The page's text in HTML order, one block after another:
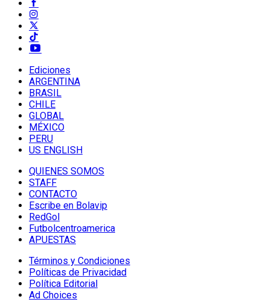
Ediciones
ARGENTINA
BRASIL
CHILE
GLOBAL
MÉXICO
PERU
US ENGLISH
QUIENES SOMOS
STAFF
CONTACTO
Escribe en Bolavip
RedGol
Futbolcentroamerica
APUESTAS
Términos y Condiciones
Políticas de Privacidad
Política Editorial
Ad Choices